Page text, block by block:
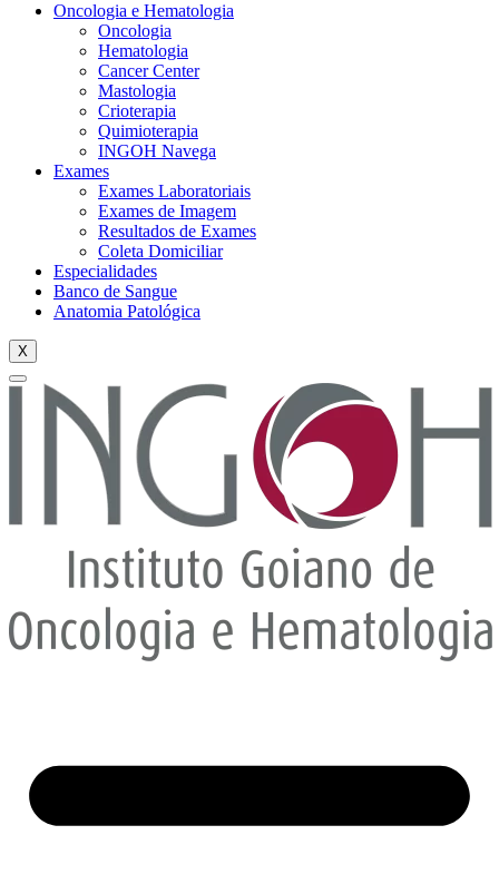
Oncologia e Hematologia
Oncologia
Hematologia
Cancer Center
Mastologia
Crioterapia
Quimioterapia
INGOH Navega
Exames
Exames Laboratoriais
Exames de Imagem
Resultados de Exames
Coleta Domiciliar
Especialidades
Banco de Sangue
Anatomia Patológica
X